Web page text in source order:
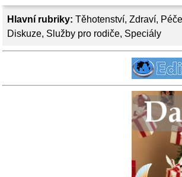
Hlavní rubriky: Těhotenství, Zdraví,
Diskuze, Služby pro rodiče, Speciály